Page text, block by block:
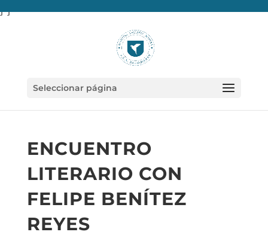
} }
Seleccionar página
ENCUENTRO
LITERARIO CON
FELIPE BENÍTEZ
REYES